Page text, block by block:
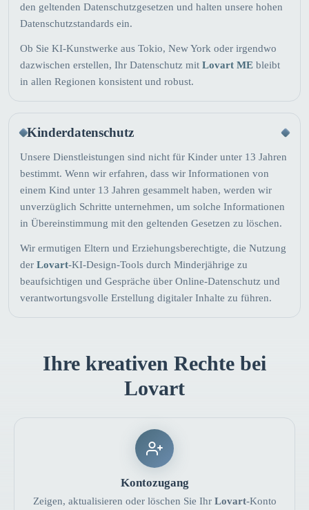
den geltenden Datenschutzgesetzen und halten unsere hohen
Datenschutzstandards ein.
Ob Sie KI-Kunstwerke aus Tokio, New York oder irgendwo
dazwischen erstellen, Ihr Datenschutz mit Lovart ME bleibt
in allen Regionen konsistent und robust.
Kinderdatenschutz
Unsere Dienstleistungen sind nicht für Kinder unter 13 Jahren
bestimmt. Wenn wir erfahren, dass wir Informationen von
einem Kind unter 13 Jahren gesammelt haben, werden wir
unverzüglich Schritte unternehmen, um solche Informationen
in Übereinstimmung mit den geltenden Gesetzen zu löschen.
Wir ermutigen Eltern und Erziehungsberechtigte, die Nutzung
der Lovart-KI-Design-Tools durch Minderjährige zu
beaufsichtigen und Gespräche über Online-Datenschutz und
verantwortungsvolle Erstellung digitaler Inhalte zu führen.
Ihre kreativen Rechte bei
Lovart
Kontozugang
Zeigen, aktualisieren oder löschen Sie Ihr Lovart-Konto